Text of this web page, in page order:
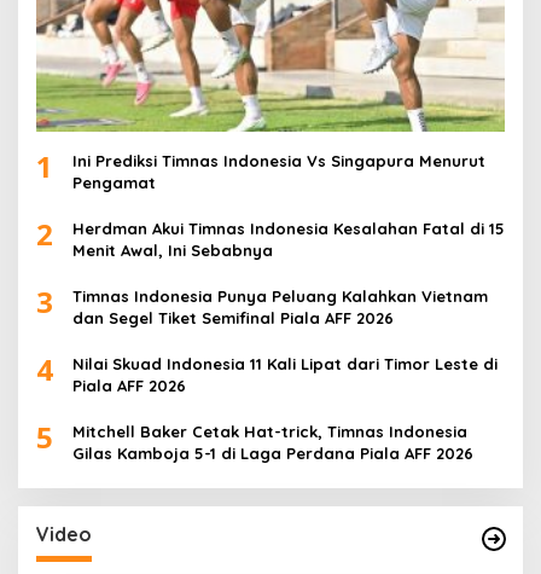
1
Ini Prediksi Timnas Indonesia Vs Singapura Menurut
Pengamat
2
Herdman Akui Timnas Indonesia Kesalahan Fatal di 15
Menit Awal, Ini Sebabnya
3
Timnas Indonesia Punya Peluang Kalahkan Vietnam
dan Segel Tiket Semifinal Piala AFF 2026
4
Nilai Skuad Indonesia 11 Kali Lipat dari Timor Leste di
Piala AFF 2026
5
Mitchell Baker Cetak Hat-trick, Timnas Indonesia
Gilas Kamboja 5-1 di Laga Perdana Piala AFF 2026
Video